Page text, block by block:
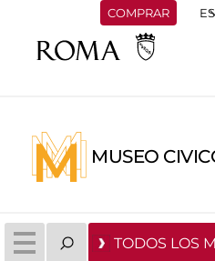
COMPRAR
MUSEO
TODOS LOS